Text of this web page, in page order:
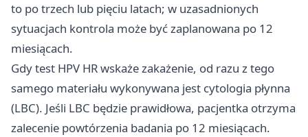
to po trzech lub pięciu latach; w uzasadnionych
sytuacjach kontrola może być zaplanowana po 12
miesiącach.
Gdy test HPV HR wskaże zakażenie, od razu z tego
samego materiału wykonywana jest cytologia płynna
(LBC). Jeśli LBC będzie prawidłowa, pacjentka otrzyma
zalecenie powtórzenia badania po 12 miesiącach.